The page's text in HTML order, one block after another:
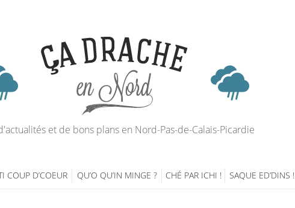
et de bons plans en Nord-Pas-de-Calais-Picardie
COUP D’COEUR QU’O QU’IN MINGE ? CHÉ PAR ICHI ! SAQUE ED’DINS !